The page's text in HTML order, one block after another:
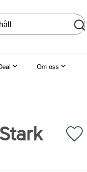
Om oss